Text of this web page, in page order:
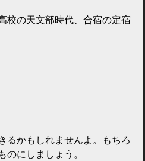
校の天文部時代、合宿の定宿
るかもしれませんよ。もちろ
のにしましょう。